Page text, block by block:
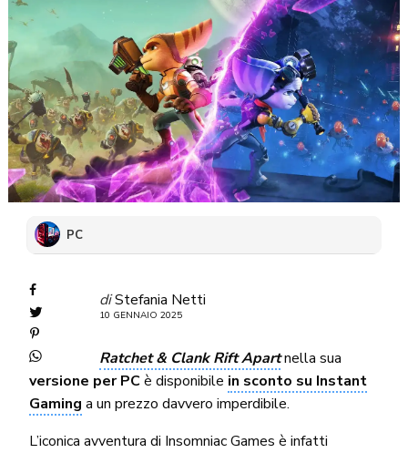
PC
diStefania Netti
10 GENNAIO 2025
Ratchet & Clank Rift Apartnella sua
versione per PCè disponibile in sconto su Instant
Gaming a un prezzo davvero imperdibile.
L’iconica avventura di Insomniac Games è infatti